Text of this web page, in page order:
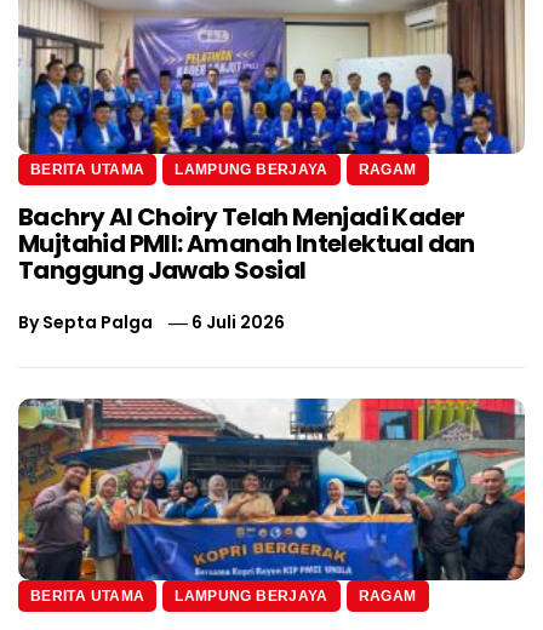
BERITA UTAMA LAMPUNG BERJAYA RAGAM
Bachry Al Choiry Telah Menjadi Kader
Mujtahid PMII: Amanah Intelektual dan
Tanggung Jawab Sosial
BySepta Palga 6 Juli 2026
BERITA UTAMA LAMPUNG BERJAYA RAGAM